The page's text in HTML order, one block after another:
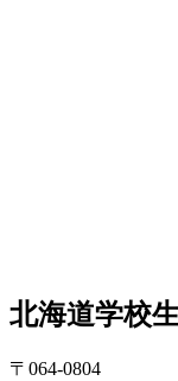
北海道学校
〒064-0804